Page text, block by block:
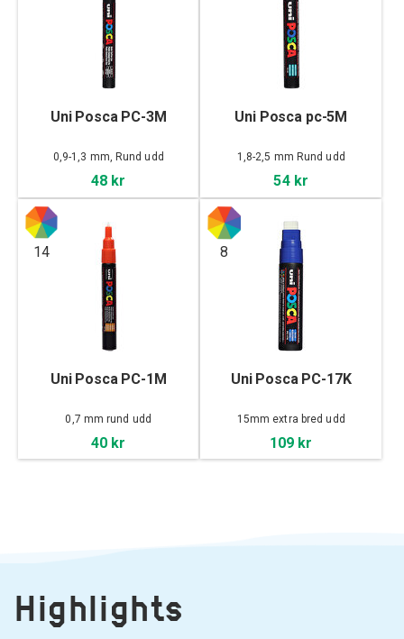
Uni Posca PC-3M
0,9-1,3 mm, Rund udd
48 kr
Uni Posca pc-5M
1,8-2,5 mm Rund udd
54 kr
14
Uni Posca PC-1M
0,7 mm rund udd
40 kr
8
Uni Posca PC-17K
15mm extra bred udd
109 kr
Highlights